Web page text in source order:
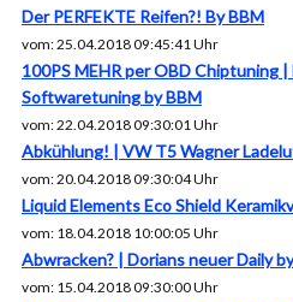
Der PERFEKTE Reifen?! By BBM
vom: 25.04.2018 09:45:41 Uhr
100PS MEHR per OBD Chiptuning |
Softwaretuning by BBM
vom: 22.04.2018 09:30:01 Uhr
Abkühlung! | VW T5 Wagner
vom: 20.04.2018 09:30:04 Uhr
Liquid Elements Eco Shield
vom: 18.04.2018 10:00:05 Uhr
Abwracken? | Dorians neuer Daily
vom: 15.04.2018 09:30:00 Uhr